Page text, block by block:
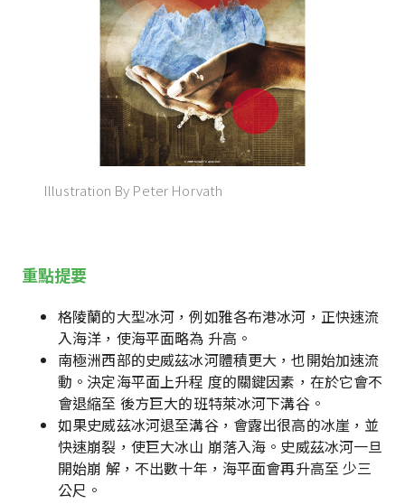
Illustration By Peter Horvath
重點提要
格陵蘭的大型冰河，例如雅各布港冰河，正快速流
入海洋，使海平面略為 升高。
南極洲西部的史威茲冰河體積更大，也開始加速流
動。決定海平面上升程 度的關鍵因素，在於它會不
會退縮至 後方巨大的班特萊冰河下溝谷。
如果史威茲冰河退至溝谷，會露出很高的冰崖，並
快速崩裂，使巨大冰山 崩落入海。史威茲冰河一旦
開始崩 解，不出數十年，海平面會再升高至 少三
公尺。